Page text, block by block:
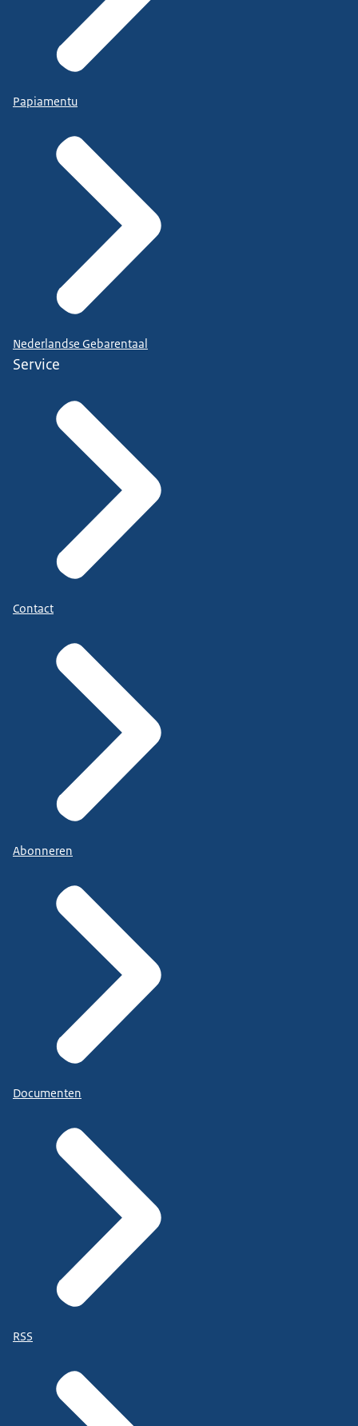
Papiamentu
Nederlandse Gebarentaal
Service
Contact
Abonneren
Documenten
RSS